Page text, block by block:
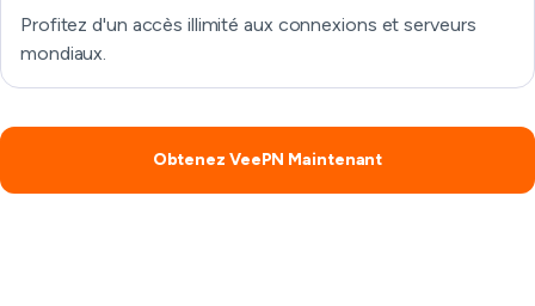
Profitez d'un accès illimité aux connexions et serveurs
mondiaux.
Obtenez VeePN Maintenant